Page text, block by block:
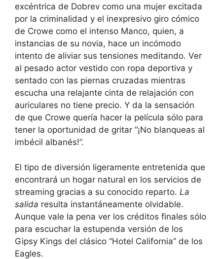
excéntrica de Dobrev como una mujer excitada
por la criminalidad y el inexpresivo giro cómico
de Crowe como el intenso Manco, quien, a
instancias de su novia, hace un incómodo
intento de aliviar sus tensiones meditando. Ver
al pesado actor vestido con ropa deportiva y
sentado con las piernas cruzadas mientras
escucha una relajante cinta de relajación con
auriculares no tiene precio. Y da la sensación
de que Crowe quería hacer la película sólo para
tener la oportunidad de gritar “¡No blanqueas al
imbécil albanés!”.
El tipo de diversión ligeramente entretenida que
encontrará un hogar natural en los servicios de
streaming gracias a su conocido reparto. La
salida resulta instantáneamente olvidable.
Aunque vale la pena ver los créditos finales sólo
para escuchar la estupenda versión de los
Gipsy Kings del clásico “Hotel California” de los
Eagles.